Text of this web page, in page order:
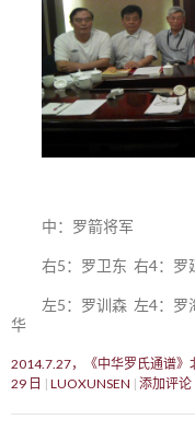
中：罗箭将军
右5：罗卫东 右4：
左5：罗训森 左4：
华
2014.7.27，《中华罗氏通谱
29 日
LUOXUNSEN 添加评论